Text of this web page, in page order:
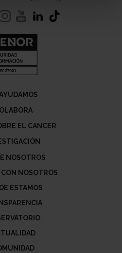
EL CANCER
NOSOTROS
NOSOTROS
ESTAMOS